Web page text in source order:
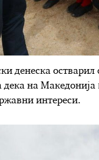
денеска
на
интереси.